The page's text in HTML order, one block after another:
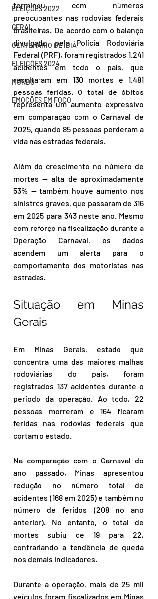
ELEIÇÕES 2022
GERAL
CENTENÁRIO DE IBIÁ
ELEIÇÕES 2024
MUNDO
EMOÇÕES EM FOCO
terminou com números
preocupantes nas rodovias federais
brasileiras. De acordo com o balanço
divulgado pela Polícia Rodoviária
Federal (PRF), foram registrados 1.241
acidentes em todo o país, que
resultaram em 130 mortes e 1.481
pessoas feridas. O total de óbitos
representa um aumento expressivo
em comparação com o Carnaval de
2025, quando 85 pessoas perderam a
vida nas estradas federais.
Além do crescimento no número de
mortes — alta de aproximadamente
53% — também houve aumento nos
sinistros graves, que passaram de 316
em 2025 para 343 neste ano. Mesmo
com reforço na fiscalização durante a
Operação Carnaval, os dados
acendem um alerta para o
comportamento dos motoristas nas
estradas.
Situação em Minas
Gerais
Em Minas Gerais, estado que
concentra uma das maiores malhas
rodoviárias do país, foram
registrados 137 acidentes durante o
período da operação. Ao todo, 22
pessoas morreram e 164 ficaram
feridas nas rodovias federais que
cortam o estado.
Na comparação com o Carnaval do
ano passado, Minas apresentou
redução no número total de
acidentes (168 em 2025) e também no
número de feridos (208 no ano
anterior). No entanto, o total de
mortes subiu de 19 para 22,
contrariando a tendência de queda
nos demais indicadores.
Durante a operação, mais de 25 mil
veículos foram fiscalizados em Minas